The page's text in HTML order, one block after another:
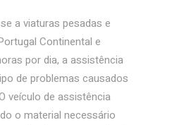
a viaturas pesadas e
Continental e
por dia, a assistência
de problemas causados
veículo de assistência
o material necessário